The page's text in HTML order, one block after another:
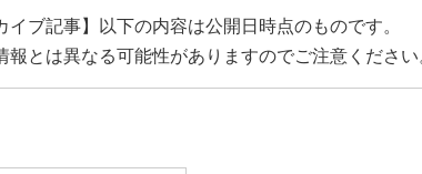
イブ記事】以下の内容は公開日時点のものです。
報とは異なる可能性がありますのでご注意ください